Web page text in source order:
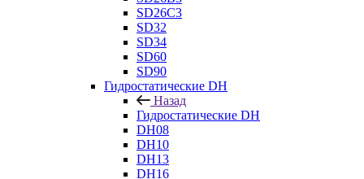
SD26C3
SD32
SD34
SD60
SD90
Гидростатические DH
Назад
Гидростатические DH
DH08
DH10
DH13
DH16